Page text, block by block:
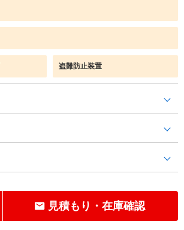
盗難防止装置
見積もり・在庫確認